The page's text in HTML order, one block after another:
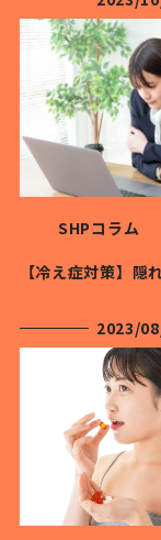
SHPコラム
2023/